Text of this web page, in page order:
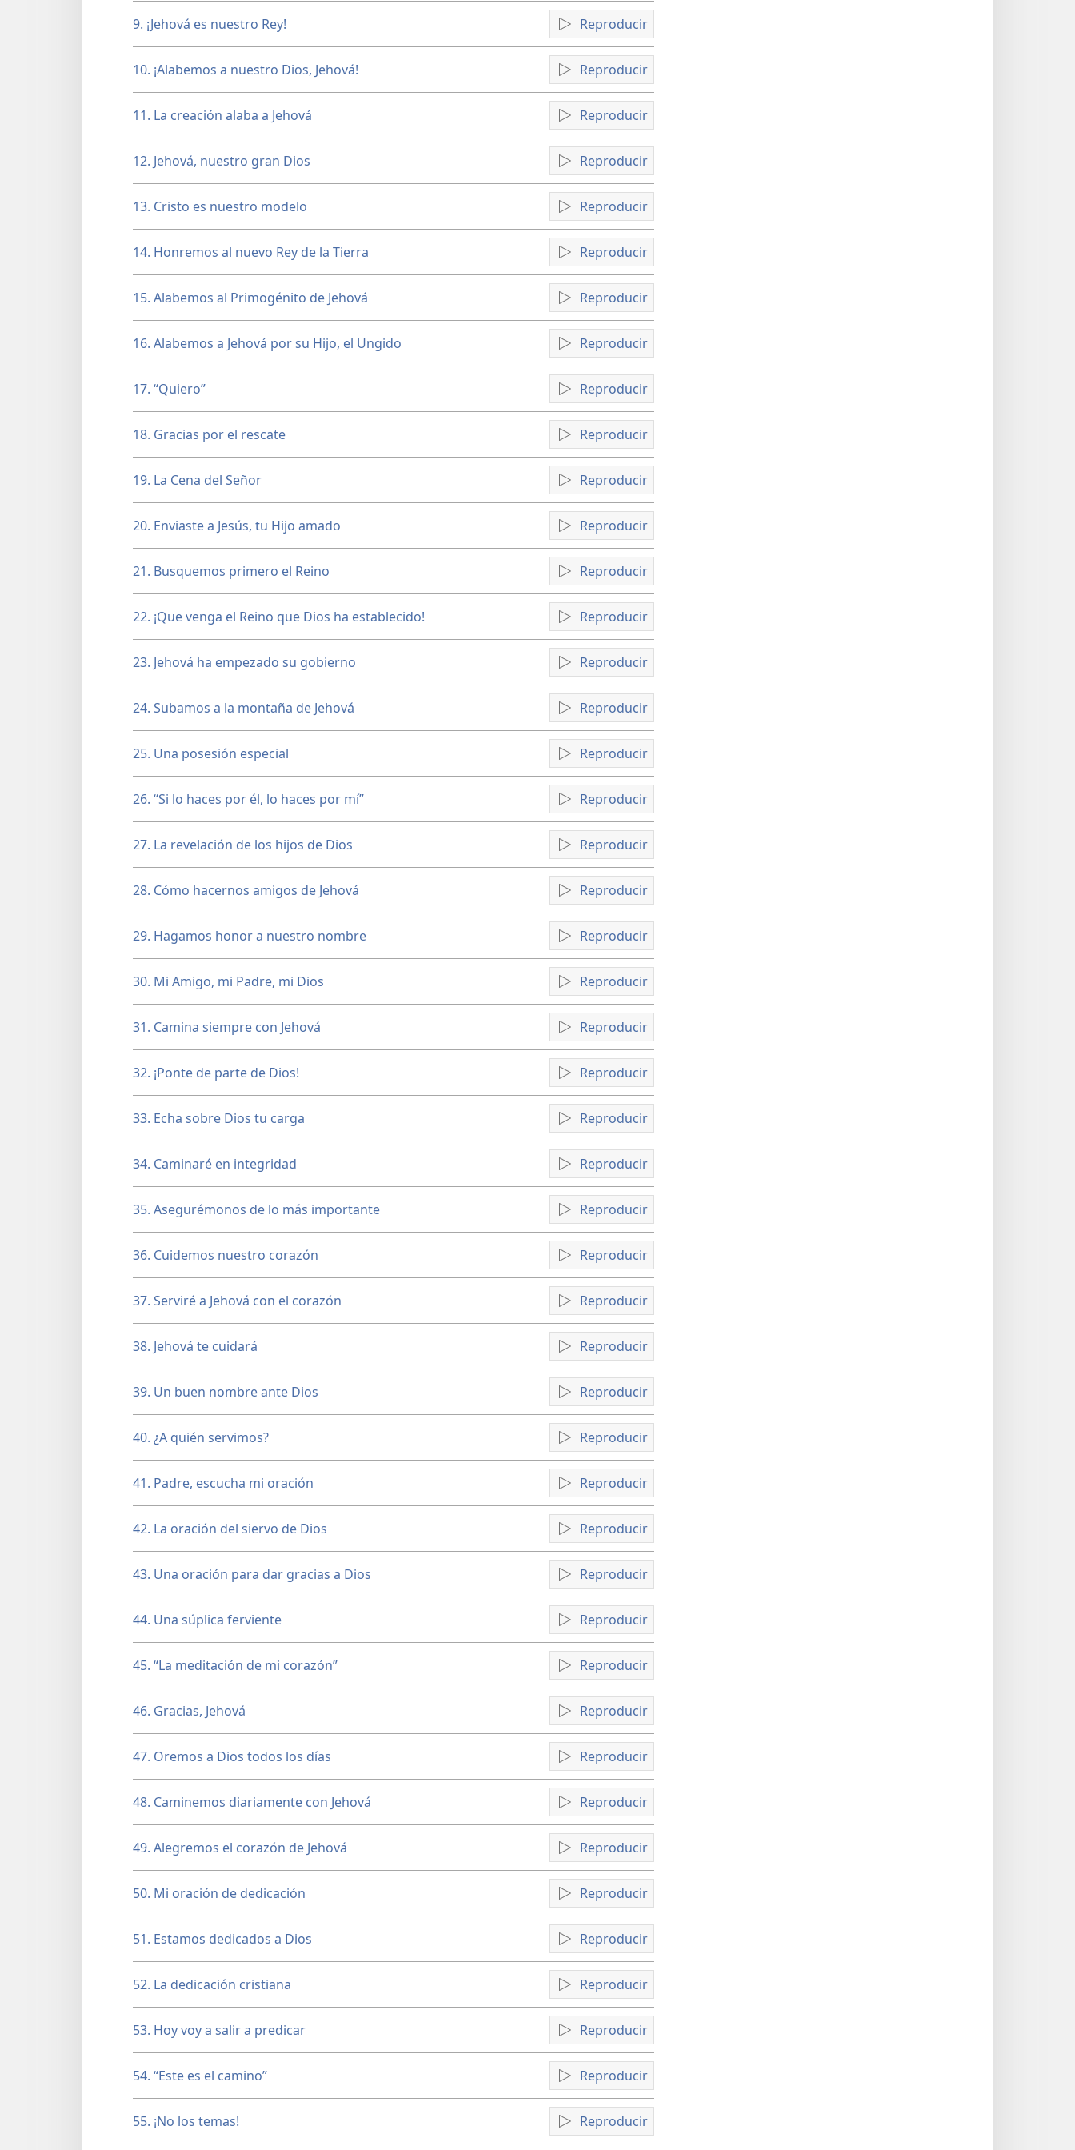
9. ¡Jehová es nuestro Rey! Reproducir
10. ¡Alabemos a nuestro Dios, Jehová! Reproducir
11. La creación alaba a Jehová Reproducir
12. Jehová, nuestro gran Dios Reproducir
13. Cristo es nuestro modelo Reproducir
14. Honremos al nuevo Rey de la Tierra Reproducir
15. Alabemos al Primogénito de Jehová Reproducir
16. Alabemos a Jehová por su Hijo, el Ungido Reproducir
17. “Quiero” Reproducir
18. Gracias por el rescate Reproducir
19. La Cena del Señor Reproducir
20. Enviaste a Jesús, tu Hijo amado Reproducir
21. Busquemos primero el Reino Reproducir
22. ¡Que venga el Reino que Dios ha establecido! Reproducir
23. Jehová ha empezado su gobierno Reproducir
24. Subamos a la montaña de Jehová Reproducir
25. Una posesión especial Reproducir
26. “Si lo haces por él, lo haces por mí” Reproducir
27. La revelación de los hijos de Dios Reproducir
28. Cómo hacernos amigos de Jehová Reproducir
29. Hagamos honor a nuestro nombre Reproducir
30. Mi Amigo, mi Padre, mi Dios Reproducir
31. Camina siempre con Jehová Reproducir
32. ¡Ponte de parte de Dios! Reproducir
33. Echa sobre Dios tu carga Reproducir
34. Caminaré en integridad Reproducir
35. Asegurémonos de lo más importante Reproducir
36. Cuidemos nuestro corazón Reproducir
37. Serviré a Jehová con el corazón Reproducir
38. Jehová te cuidará Reproducir
39. Un buen nombre ante Dios Reproducir
40. ¿A quién servimos? Reproducir
41. Padre, escucha mi oración Reproducir
42. La oración del siervo de Dios Reproducir
43. Una oración para dar gracias a Dios Reproducir
44. Una súplica ferviente Reproducir
45. “La meditación de mi corazón” Reproducir
46. Gracias, Jehová Reproducir
47. Oremos a Dios todos los días Reproducir
48. Caminemos diariamente con Jehová Reproducir
49. Alegremos el corazón de Jehová Reproducir
50. Mi oración de dedicación Reproducir
51. Estamos dedicados a Dios Reproducir
52. La dedicación cristiana Reproducir
53. Hoy voy a salir a predicar Reproducir
54. “Este es el camino” Reproducir
55. ¡No los temas! Reproducir